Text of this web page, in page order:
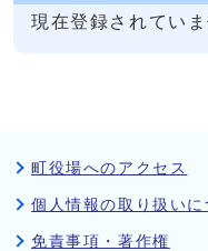
現在登録されていま
町役場へのアクセス
個人情報の取り扱いに
免責事項・著作権